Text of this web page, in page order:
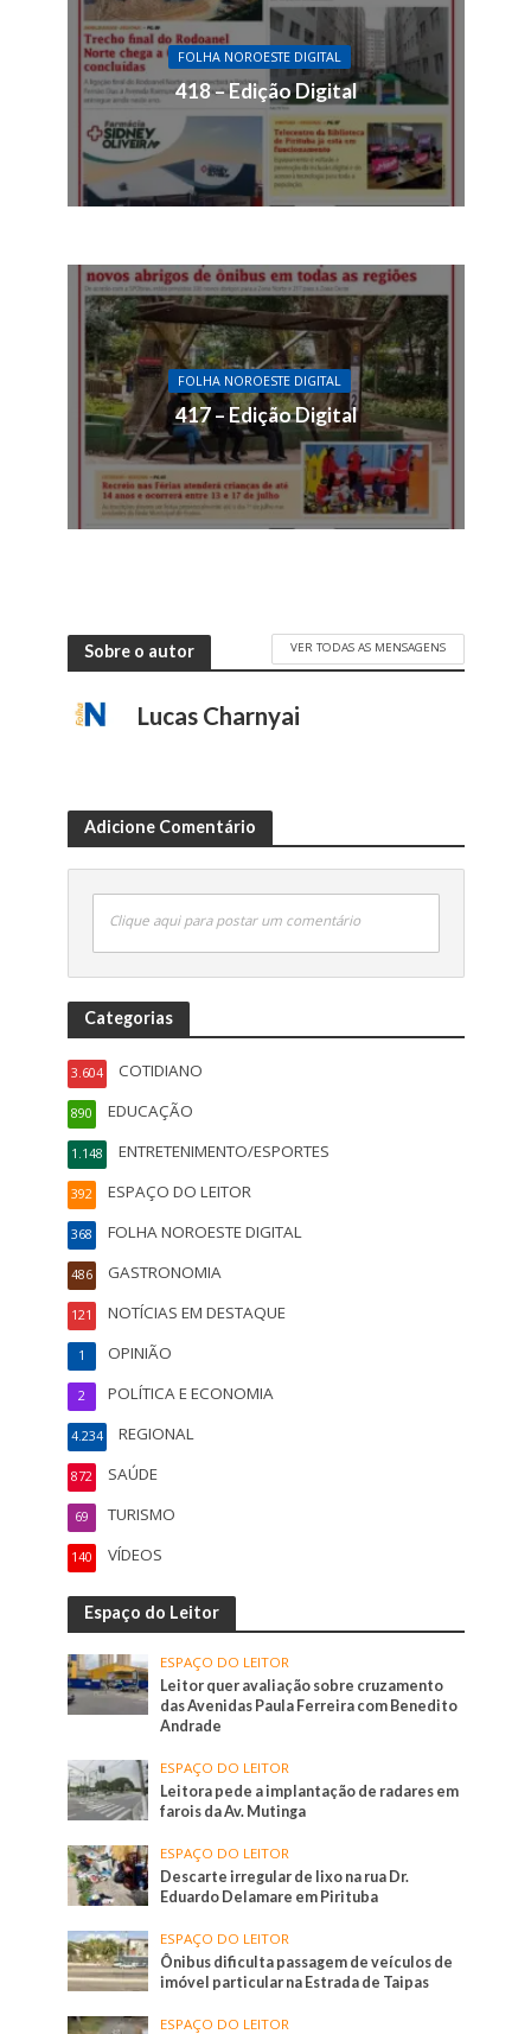
FOLHA NOROESTE DIGITAL
418 – Edição Digital
FOLHA NOROESTE DIGITAL
417 – Edição Digital
Sobre o autor VER TODAS AS MENSAGENS
Lucas Charnyai
Adicione Comentário
Clique aqui para postar um comentário
Categorias
COTIDIANO
3.604
EDUCAÇÃO
890
ENTRETENIMENTO/ESPORTES
1.148
ESPAÇO DO LEITOR
392
FOLHA NOROESTE DIGITAL
368
GASTRONOMIA
486
NOTÍCIAS EM DESTAQUE
121
OPINIÃO
1
POLÍTICA E ECONOMIA
2
REGIONAL
4.234
SAÚDE
872
TURISMO
69
VÍDEOS
140
Espaço do Leitor
ESPAÇO DO LEITOR
Leitor quer avaliação sobre cruzamento
das Avenidas Paula Ferreira com Benedito
Andrade
ESPAÇO DO LEITOR
Leitora pede a implantação de radares em
farois da Av. Mutinga
ESPAÇO DO LEITOR
Descarte irregular de lixo na rua Dr.
Eduardo Delamare em Pirituba
ESPAÇO DO LEITOR
Ônibus dificulta passagem de veículos de
imóvel particular na Estrada de Taipas
ESPAÇO DO LEITOR